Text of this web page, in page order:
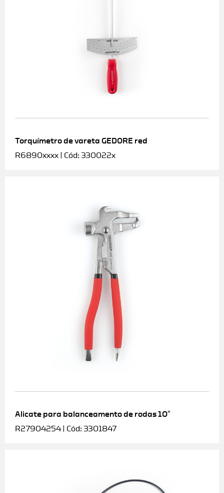
Torquímetro de vareta GEDORE red
R6890xxxx | Cód: 330022x
Alicate para balanceamento de rodas 10″
R27904254 | Cód: 3301847